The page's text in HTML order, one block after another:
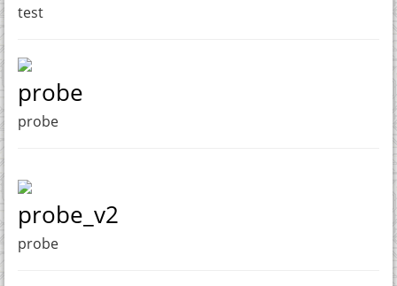
test
probe
probe
probe_v2
probe